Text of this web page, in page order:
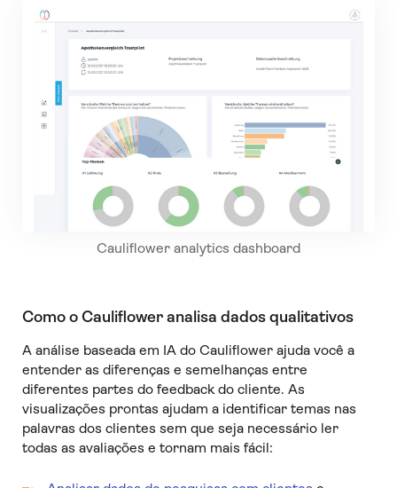
Cauliflower analytics dashboard
Como o Cauliflower analisa dados qualitativos
A análise baseada em IA do Cauliflower ajuda você a
entender as diferenças e semelhanças entre
diferentes partes do feedback do cliente. As
visualizações prontas ajudam a identificar temas nas
palavras dos clientes sem que seja necessário ler
todas as avaliações e tornam mais fácil: